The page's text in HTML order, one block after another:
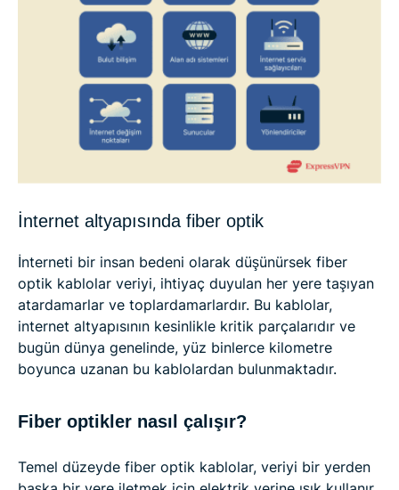
İnternet altyapısında fiber optik
İnterneti bir insan bedeni olarak düşünürsek fiber
optik kablolar veriyi, ihtiyaç duyulan her yere taşıyan
atardamarlar ve toplardamarlardır. Bu kablolar,
internet altyapısının kesinlikle kritik parçalarıdır ve
bugün dünya genelinde, yüz binlerce kilometre
boyunca uzanan bu kablolardan bulunmaktadır.
Fiber optikler nasıl çalışır?
Temel düzeyde fiber optik kablolar, veriyi bir yerden